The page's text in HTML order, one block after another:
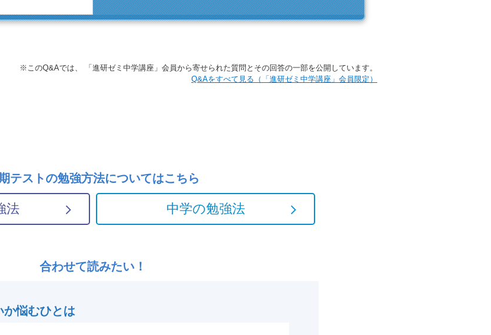
※​このQ&Aでは、​ 「進研ゼミ中学講座」​会員から寄せられた質問とその回答の一部を公開しています。​
​​Q&Aをすべて見る（「進研ゼミ中学講座」会員限定）
テストの勉強方法についてはこちら
法 中学の勉強法
合わせて読みたい！
か悩むひとは